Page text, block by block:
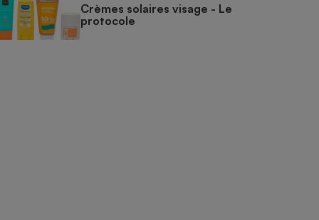
Crèmes solaires visage - Le
protocole